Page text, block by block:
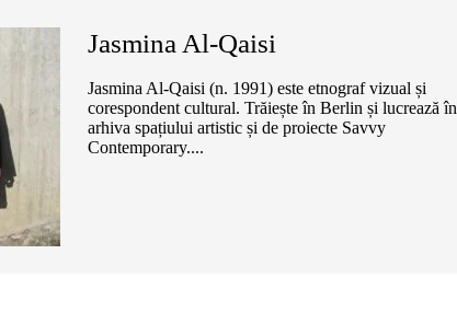
Jasmina Al-Qaisi
Jasmina Al-Qaisi (n. 1991) este etnograf vizual și
corespondent cultural. Trăiește în Berlin și lucrează în
arhiva spațiului artistic și de proiecte Savvy
Contemporary....